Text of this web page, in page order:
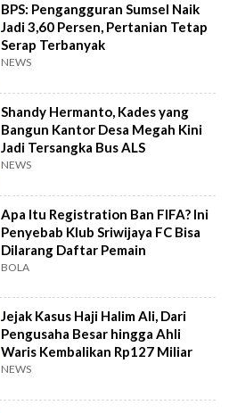
BPS: Pengangguran Sumsel Naik
Jadi 3,60 Persen, Pertanian Tetap
Serap Terbanyak
NEWS
Shandy Hermanto, Kades yang
Bangun Kantor Desa Megah Kini
Jadi Tersangka Bus ALS
NEWS
Apa Itu Registration Ban FIFA? Ini
Penyebab Klub Sriwijaya FC Bisa
Dilarang Daftar Pemain
BOLA
Jejak Kasus Haji Halim Ali, Dari
Pengusaha Besar hingga Ahli
Waris Kembalikan Rp127 Miliar
NEWS